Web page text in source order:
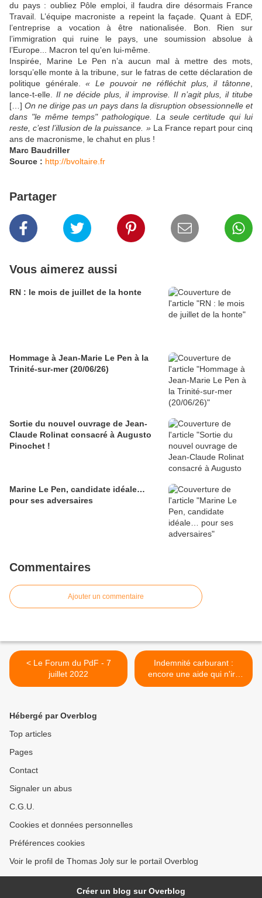
du pays : oubliez Pôle emploi, il faudra dire désormais France
Travail. L’équipe macroniste a repeint la façade. Quant à EDF,
l’entreprise a vocation à être nationalisée. Bon. Rien sur
l’immigration qui ruine le pays, une soumission absolue à
l’Europe... Macron tel qu'en lui-même.
Inspirée, Marine Le Pen n’a aucun mal à mettre des mots,
lorsqu’elle monte à la tribune, sur le fatras de cette déclaration de
politique générale.« Le pouvoir ne réfléchit plus, il tâtonne
lance-t-elle. Il ne décide plus, il improvise. Il n’agit plus, il titube
[…]On ne dirige pas un pays dans la disruption obsessionnelle et
dans "le même temps" pathologique. La seule certitude qui lui
reste, c’est l’illusion de la puissance. »La France repart pour cinq
ans de macronisme, le chahut en plus !
Marc Baudriller
Source : http://bvoltaire.fr
Partager
Vous aimerez aussi
RN : le mois de juillet de la honte
Hommage à Jean-Marie Le Pen à la
Trinité-sur-mer (20/06/26)
Sortie du nouvel ouvrage de Jean-
Claude Rolinat consacré à Augusto
Pinochet !
Marine Le Pen, candidate idéale…
pour ses adversaires
Commentaires
Ajouter un commentaire
< Le Forum du PdF - 7
juillet 2022
Indemnité carburant :
encore une aide qui n'ira
pas aux travailleurs >
Hébergé par Overblog
Top articles
Pages
Contact
Signaler un abus
C.G.U.
Cookies et données personnelles
Préférences cookies
Voir le profil de Thomas Joly sur le portail Overblog
Créer un blog sur Overblog